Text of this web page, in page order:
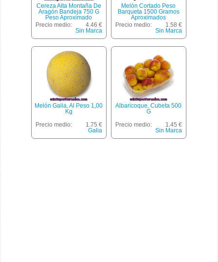
Cereza Alta Montaña De
Aragón Bandeja 750 G
Peso Aproximado
Precio medio:
4.46 €
Sin Marca
Melón Cortado Peso
Barqueta 1500 Gramos
Aproximados
Precio medio:
1.58 €
Sin Marca
Melón Galia, Al Peso 1,00
Kg
Precio medio:
1.75 €
Galia
Albaricoque, Cubeta 500
G
Precio medio:
1.45 €
Sin Marca